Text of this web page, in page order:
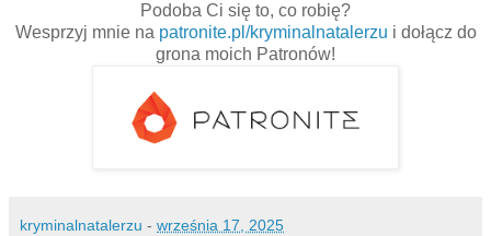
Podoba Ci się to, co robię?
Wesprzyj mnie na patronite.pl/kryminalnatalerzu i dołącz do
grona moich Patronów!
kryminalnatalerzu - września 17, 2025